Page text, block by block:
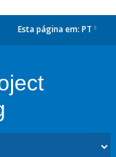
Esta página em: PT